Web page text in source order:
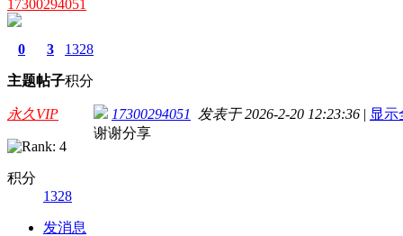
17300294051
0
主题
3
帖子
1328
积分
永久VIP
积分
1328
发消息
17300294051 发表于 2026-2-20 12:23:36 | 显示
谢谢分享